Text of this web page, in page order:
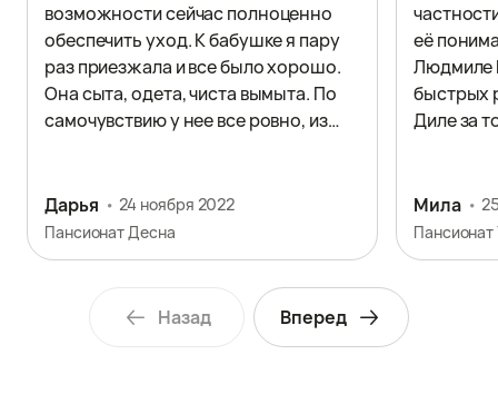
возможности сейчас полноценно
обеспечить уход. К бабушке я пару
раз приезжала и все было хорошо.
Она сыта, одета, чиста вымыта. По
самочувствию у нее все ровно, из
Дарья
24 ноября 2022
Пансионат Десна
её
Людмиле
быстрых
Диле за
тяжелый,
ситуации
Мила
Назад Вперед